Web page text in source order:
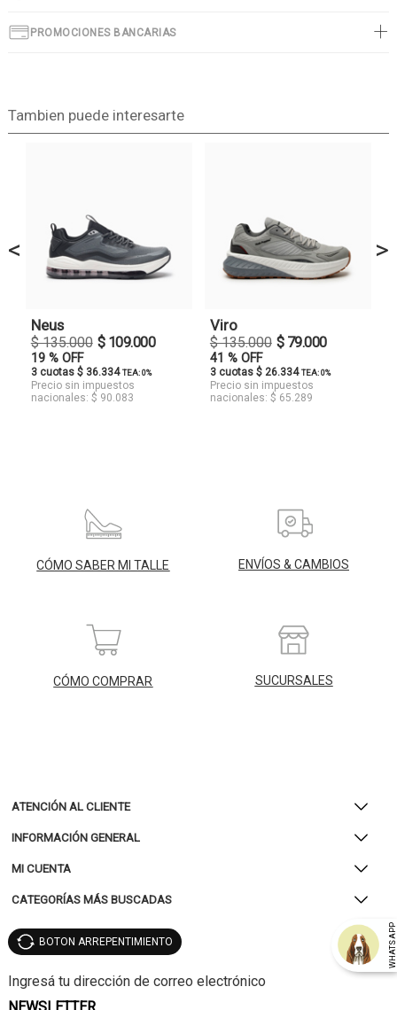
PROMOCIONES BANCARIAS
Tambien puede interesarte
<
Neus
$ 135.000 $ 109.000
19 % OFF
3 cuotas $ 36.334TEA: 0%
Precio sin impuestos
nacionales: $ 90.083
Viro
$ 135.000 $ 79.000
41 % OFF
3 cuotas $ 26.334TEA: 0%
Precio sin impuestos
nacionales: $ 65.289
>
CÓMO SABER MI TALLE ENVÍOS & CAMBIOS
CÓMO COMPRAR SUCURSALES
ATENCIÓN AL CLIENTE
INFORMACIÓN GENERAL
MI CUENTA
CATEGORÍAS MÁS BUSCADAS
WHATSAPP
BOTON ARREPENTIMIENTO
NEWSLETTER